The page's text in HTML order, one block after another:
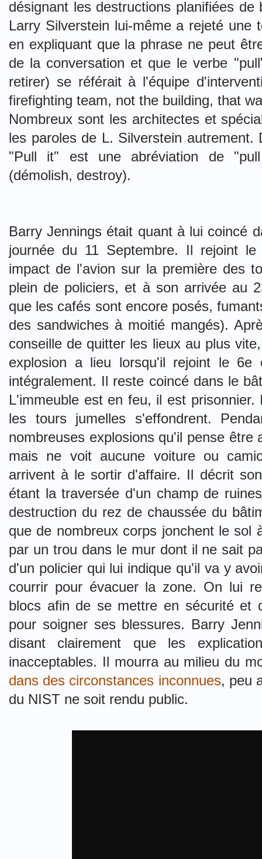
désignant les destructions planifiées
Larry Silverstein lui-même a rejeté une
en expliquant que la phrase ne peut
de la conversation et que le verbe
retirer) se référait à l'équipe
firefighting team, not the building, that
Nombreux sont les architectes et
les paroles de L. Silverstein
"Pull it" est une abréviation de
(démolish, destroy).
Barry Jennings était quant à lui coincé
journée du 11 Septembre. Il rejoint
impact de l'avion sur la première des
plein de policiers, et à son arrivée au
que les cafés sont encore posés,
des sandwiches à moitié mangés).
conseille de quitter les lieux au plus
explosion a lieu lorsqu'il rejoint le 6e
intégralement. Il reste coincé dans le
L'immeuble est en feu, il est
les tours jumelles s'effondrent.
nombreuses explosions qu'il pense être
mais ne voit aucune voiture ou
arrivent à le sortir d'affaire. Il décrit
étant la traversée d'un champ de
destruction du rez de chaussée du
que de nombreux corps jonchent le sol
par un trou dans le mur dont il ne sait
d'un policier qui lui indique qu'il va y
courrir pour évacuer la zone. On lui
blocs afin de se mettre en sécurité et
pour soigner ses blessures. Barry
disant clairement que les
inacceptables. Il mourra au milieu du
dans des circonstances inconnues, peu
du NIST ne soit rendu public.